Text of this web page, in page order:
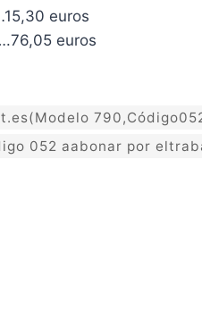
euros
euros
052 aabonar por